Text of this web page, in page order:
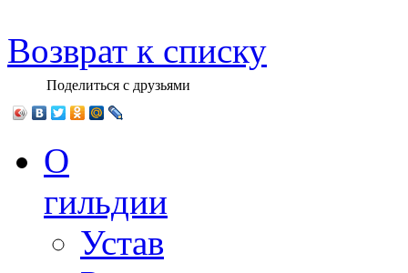
Возврат к списку
Поделиться с друзьями
О
гильдии
Устав